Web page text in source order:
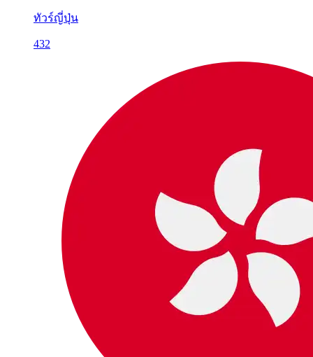
ทัวร์ญี่ปุ่น
432